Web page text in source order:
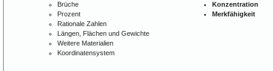
Brüche
Prozent
Rationale Zahlen
Längen, Flächen und Gewichte
Weitere Materialien
Koordinatensystem
Konzentration
Merkfähigkeit